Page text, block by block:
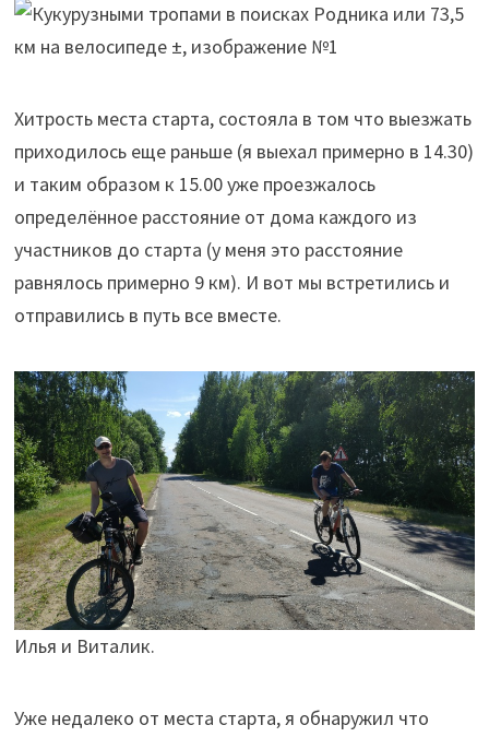
Хитрость места старта, состояла в том что выезжать
приходилось еще раньше (я выехал примерно в 14.30)
и таким образом к 15.00 уже проезжалось
определённое расстояние от дома каждого из
участников до старта (у меня это расстояние
равнялось примерно 9 км). И вот мы встретились и
отправились в путь все вместе.
Илья и Виталик.
Уже недалеко от места старта, я обнаружил что